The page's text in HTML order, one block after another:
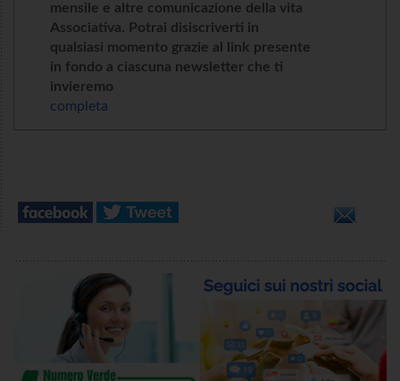
mensile e altre comunicazione della vita
Associativa. Potrai disiscriverti in
qualsiasi momento grazie al link presente
in fondo a ciascuna newsletter che ti
invieremo
completa